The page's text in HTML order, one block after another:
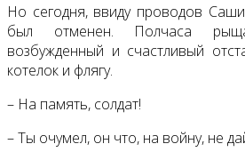
Но сегодня, ввиду проводов
был отменен. Полчаса
возбужденный и счастливый
котелок и флягу.
– На память, солдат!
– Ты очумел, он что, на войну, не